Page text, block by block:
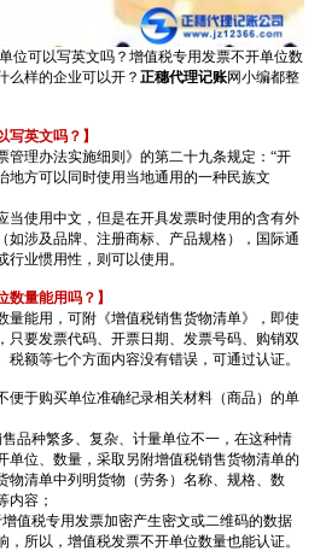
位可以写英文吗？增值税专用发票不开单位数
么样的企业可以开？ 正穗代理记账网小编都整
英文吗？】
理办法实施细则》的第二十九条规定：“开
地方可以同时使用当地通用的一种民族文
使用中文，但是在开具发票时使用的含有外
如涉及品牌、注册商标、产品规格），国际通
业惯用性，则可以使用。
量能用吗？】
能用，可附《增值税销售货物清单》，即使
只要发票代码、开票日期、发票号码、购销双
额等七个方面内容没有错误，可通过认证。
于购买单位准确纪录相关材料（商品）的单
种繁多、复杂、计量单位不一，在这种情
单位、数量，采取另附增值税销售货物清单的
物清单中列明货物（劳务）名称、规格、数
内容；
税专用发票加密产生密文或二维码的数据
所以，增值税发票不开单位数量也能认证。